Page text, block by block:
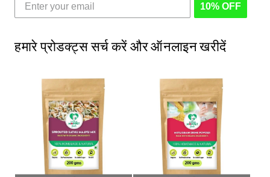
10% OFF
हमारे प्रोडक्ट्स सर्च करें और ऑनलाइन खरीदें